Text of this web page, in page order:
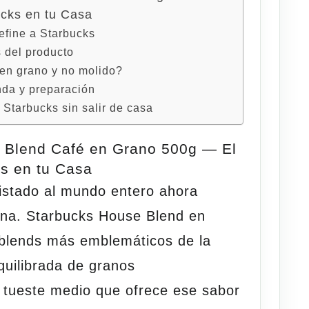
en tu Casa
a Starbucks
del producto
grano y no molido?
y preparación
sin salir de casa
Café en Grano 500g — El
en tu Casa
al mundo entero ahora
Starbucks House Blend en
más emblemáticos de la
de granos
medio que ofrece ese sabor